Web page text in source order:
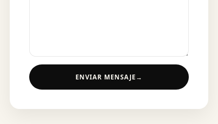
ENVIAR MENSAJE→